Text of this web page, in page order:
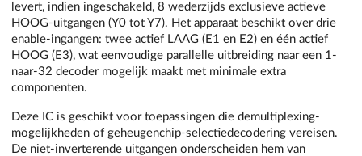
levert, indien ingeschakeld, 8 wederzijds exclusieve actieve
HOOG-uitgangen (Y0 tot Y7). Het apparaat beschikt over drie
enable-ingangen: twee actief LAAG (E1 en E2) en één actief
HOOG (E3), wat eenvoudige parallelle uitbreiding naar een 1-
naar-32 decoder mogelijk maakt met minimale extra
componenten.
Deze IC is geschikt voor toepassingen die demultiplexing-
mogelijkheden of geheugenchip-selectiedecodering vereisen.
De niet-inverterende uitgangen onderscheiden hem van